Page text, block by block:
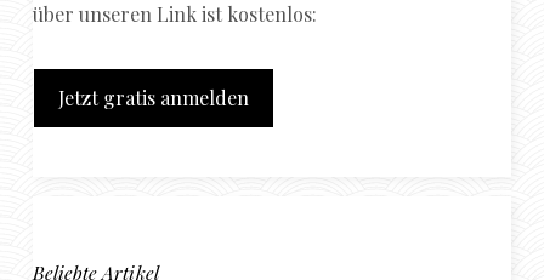
über unseren Link ist kostenlos:
Jetzt gratis anmelden
Beliebte Artikel